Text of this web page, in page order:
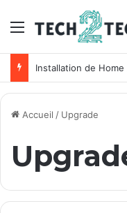
Menu
Installation de Home
Accueil / Upgrade